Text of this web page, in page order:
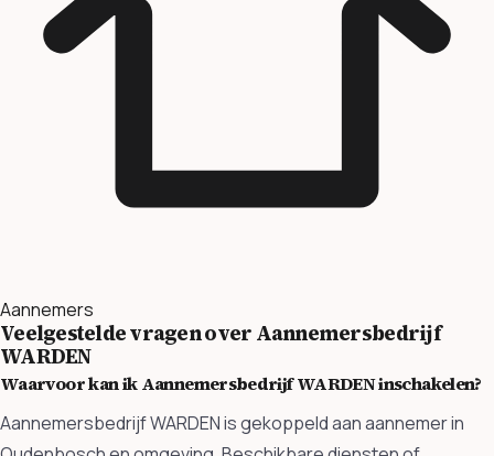
Aannemers
Veelgestelde vragen over Aannemersbedrijf
WARDEN
Waarvoor kan ik Aannemersbedrijf WARDEN inschakelen?
Aannemersbedrijf WARDEN is gekoppeld aan aannemer in